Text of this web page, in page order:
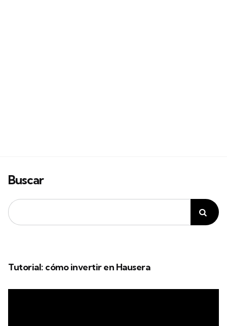
Buscar
Tutorial: cómo invertir en Hausera